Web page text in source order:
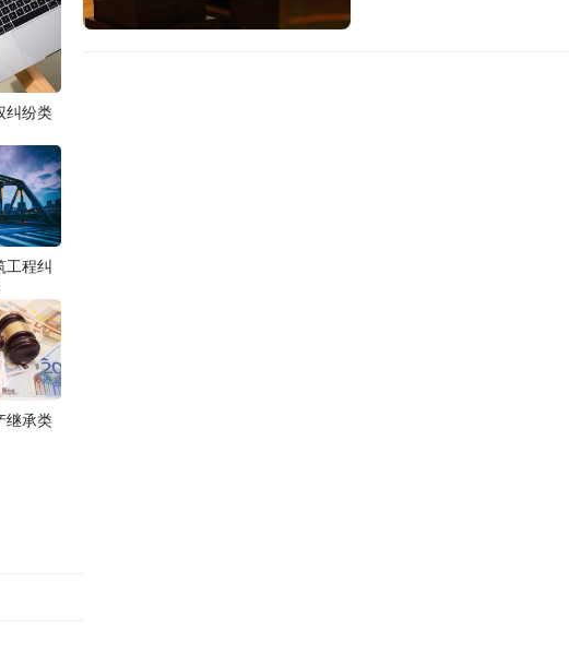
纠纷类
工程纠
继承类